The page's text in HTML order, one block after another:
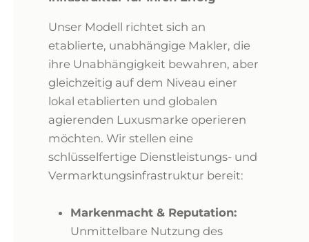
Unser Modell richtet sich an
etablierte, unabhängige Makler, die
ihre Unabhängigkeit bewahren, aber
gleichzeitig auf dem Niveau einer
lokal etablierten und globalen
agierenden Luxusmarke operieren
möchten. Wir stellen eine
schlüsselfertige Dienstleistungs- und
Vermarktungsinfrastruktur bereit:
Markenmacht & Reputation:
Unmittelbare Nutzung des